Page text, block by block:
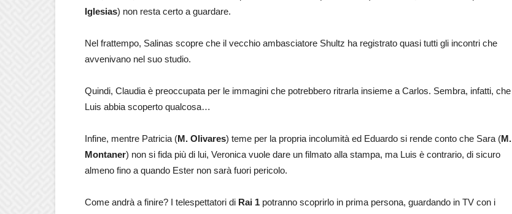
Iglesias) non resta certo a guardare.
Nel frattempo, Salinas scopre che il vecchio ambasciatore Shultz ha registrato quasi tutti gli incontri che
avvenivano nel suo studio.
Quindi, Claudia è preoccupata per le immagini che potrebbero ritrarla insieme a Carlos. Sembra, infatti, che
Luis abbia scoperto qualcosa…
Infine, mentre Patricia (M. Olivares) teme per la propria incolumità ed Eduardo si rende conto che Sara (M.
Montaner) non si fida più di lui, Veronica vuole dare un filmato alla stampa, ma Luis è contrario, di sicuro
almeno fino a quando Ester non sarà fuori pericolo.
Come andrà a finire? I telespettatori di Rai 1 potranno scoprirlo in prima persona, guardando in TV con i